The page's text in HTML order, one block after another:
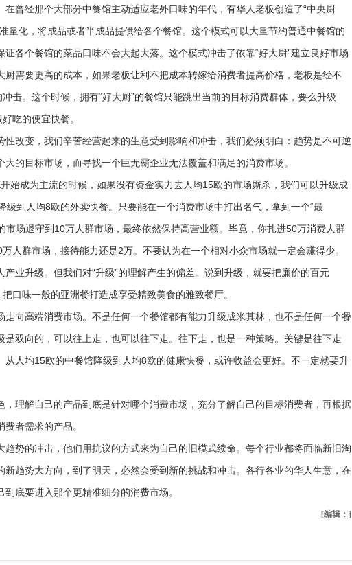
经那个大部分中餐馆主动适应老外口味的年代，有华人老板创造了“中央厨
量化，将成品或者半成品提供给各个餐馆。这个模式可以大量节约普通中餐馆的
证各个餐馆的菜品口味不会大起大落。这个模式冲击了依靠“好大厨”建立良好市场
厨需要更高的成本，如果老板让利不把成本转嫁给消费者提高价格，老板是经不
击。这个时候，拥有“好大厨”的餐馆只能跳出当前的目标消费群体，要么升级
吃的便宜快餐。
改变，我们辛苦经营起来的生意受到影响和冲击，我们必须明白：趋势是不可逆
的目标市场，而寻找一个巨无霸企业无法覆盖和满足的消费市场。
成为主流的时候，如果没有资金实力去人均15欧的市场厮杀，我们可以升级成
级到人均8欧的外卖快餐。只要能在一个消费市场中打出名气，拿到一个“最
市场退守到10万人群市场，最终依然保持高营业额。毕竟，你扎进50万消费人群
人群市场，接待能力还是2万。不要认为在一个相对小众市场就一定会赚得少。
升级。但我们对“升级”的理解产生的偏差。说到升级，就要把廉价的百元
口味一般的亚洲餐打造成享受精致美食的雅致餐厅。
向高端消费市场。不是任何一个餐馆都有能力升级成米其林，也不是任何一个餐
是双向的，可以往上走，也可以往下走。往下走，也是一种策略。关键是往下走
从人均15欧的中餐馆降级到人均8欧的健康快餐，或许收益会更好。不一定就要升
理解自己的产品到底是针对哪个消费市场，充分了解自己的目标消费者，再根据
者需求的产品。
势的冲击，他们用抗议的方式来为自己的旧模式续命。每个行业都将面临新旧淘
新趋势大方向，到了明天，必然会受到新的挑战和冲击。各行各业的华人生意，在
底要进入那个更精准细分的消费市场。
[编辑：]